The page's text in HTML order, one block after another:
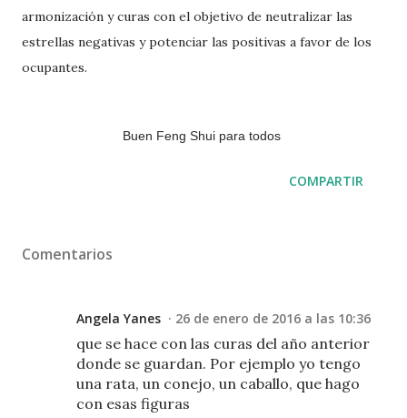
armonización y curas con el objetivo de neutralizar las
estrellas negativas y potenciar las positivas a favor de los
ocupantes.
Buen Feng Shui para todos
COMPARTIR
Comentarios
Angela Yanes 26 de enero de 2016 a las 10:36
que se hace con las curas del año anterior
donde se guardan. Por ejemplo yo tengo
una rata, un conejo, un caballo, que hago
con esas figuras